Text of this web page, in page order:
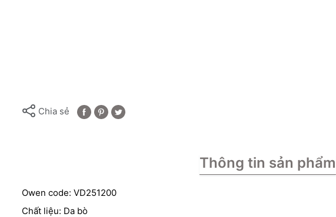
Chia sẻ
Thông tin sản phẩm
Owen code: VD251200
Chất liệu: Da bò